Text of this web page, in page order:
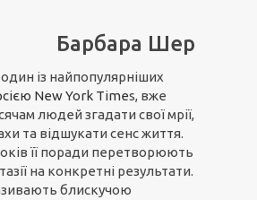
Барбара Шер
із найпопулярніших
сією New York Times, вже
людей згадати свої мрії,
та відшукати сенс життя.
її поради перетворюють
на конкретні результати.
блискучою